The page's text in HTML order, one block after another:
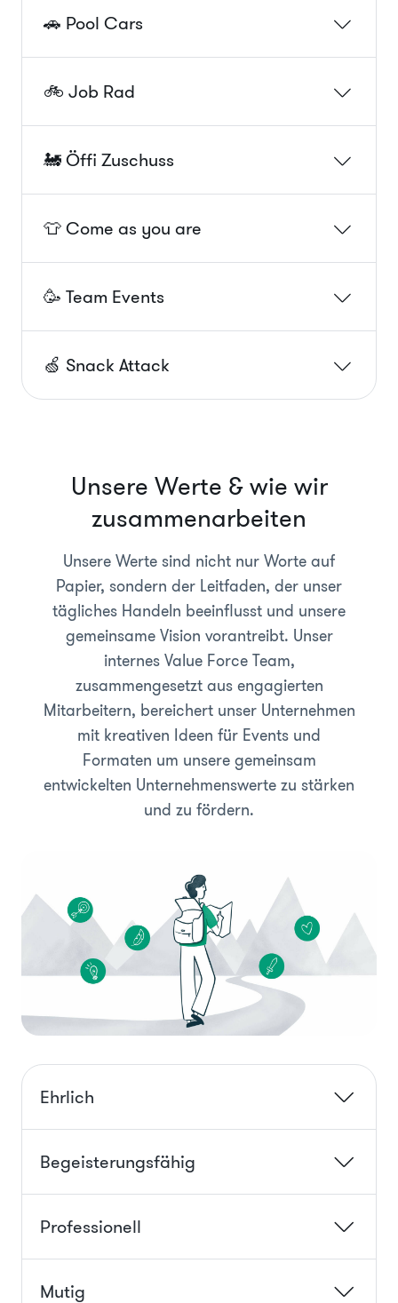
🚗 Pool Cars
🚲 Job Rad
🚂 Öffi Zuschuss
👕 Come as you are
🥳 Team Events
🍏 Snack Attack
Unsere Werte & wie wir
zusammenarbeiten
Unsere Werte sind nicht nur Worte auf
Papier, sondern der Leitfaden, der unser
tägliches Handeln beeinflusst und unsere
gemeinsame Vision vorantreibt. Unser
internes Value Force Team,
zusammengesetzt aus engagierten
Mitarbeitern, bereichert unser Unternehmen
mit kreativen Ideen für Events und
Formaten um unsere gemeinsam
entwickelten Unternehmenswerte zu stärken
und zu fördern.
Ehrlich
Begeisterungsfähig
Professionell
Mutig